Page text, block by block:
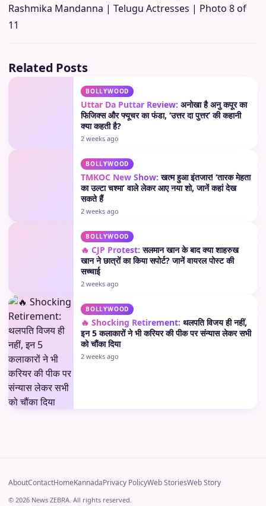
Related Posts
BOLLYWOOD
Uttar Da Puttar Review: अनोखा है अनु कपूर का
फिजिक्स और फ्यूचर का फंडा, ‘उत्तर दा पुत्तर’ की कहानी
क्या कहती है?
2 weeks ago
BOLLYWOOD
TMKOC New Show: खत्म हुआ इंतजार! ‘तारक मेहता
का उल्टा चश्मा’ वाले लेकर आए नया शो, जानें कहां देख
सकते हैं
2 weeks ago
BOLLYWOOD
🔥 CJP Protest: सलमान खान के बाद क्या शाहरुख
खान ने छात्रों का किया सपोर्ट? जानें वायरल पोस्ट की
सच्चाई
2 weeks ago
BOLLYWOOD
🔥 Shocking Retirement: थलपति विजय ही नहीं,
इन 5 कलाकारों ने भी करियर की पीक पर संन्यास लेकर सभी
को चौंका दिया
2 weeks ago
AboutContactHomeKannadaPrivacy PolicyWeb StoriesWeb Story
© 2026 News ZEBRA. All rights reserved.